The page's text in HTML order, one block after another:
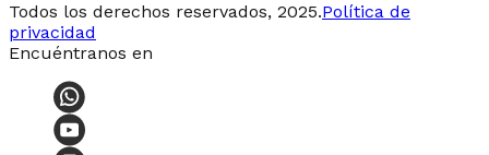
Todos los derechos reservados, 2025.Política de
privacidad
Encuéntranos en